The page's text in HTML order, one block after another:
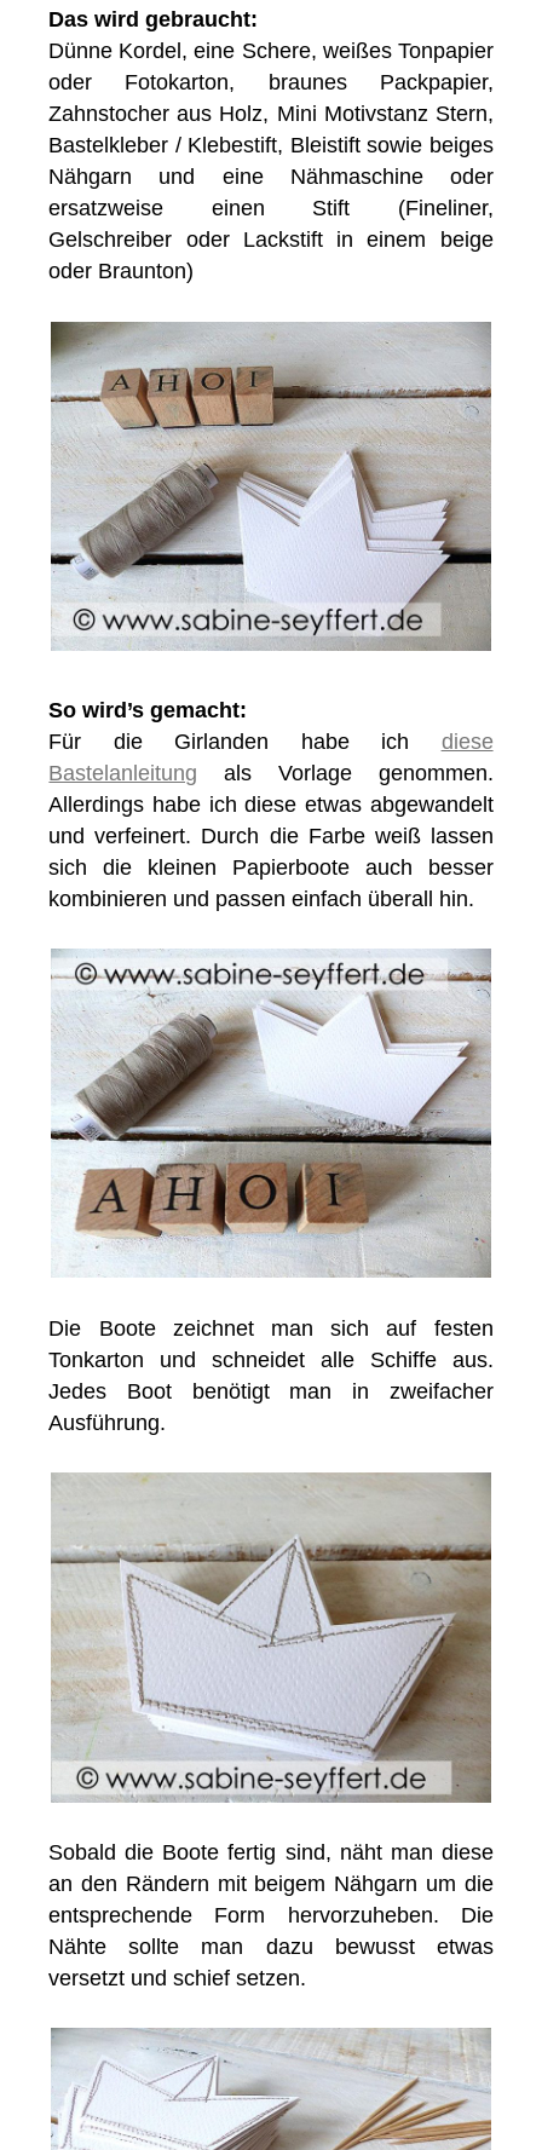
Das wird gebraucht:
Dünne Kordel, eine Schere, weißes Tonpapier
oder Fotokarton, braunes Packpapier,
Zahnstocher aus Holz, Mini Motivstanz Stern,
Bastelkleber / Klebestift, Bleistift sowie beiges
Nähgarn und eine Nähmaschine oder
ersatzweise einen Stift (Fineliner,
Gelschreiber oder Lackstift in einem beige
oder Braunton)
So wird’s gemacht:
Für die Girlanden habe ich diese
Bastelanleitung als Vorlage genommen.
Allerdings habe ich diese etwas abgewandelt
und verfeinert. Durch die Farbe weiß lassen
sich die kleinen Papierboote auch besser
kombinieren und passen einfach überall hin.
Die Boote zeichnet man sich auf festen
Tonkarton und schneidet alle Schiffe aus.
Jedes Boot benötigt man in zweifacher
Ausführung.
Sobald die Boote fertig sind, näht man diese
an den Rändern mit beigem Nähgarn um die
entsprechende Form hervorzuheben. Die
Nähte sollte man dazu bewusst etwas
versetzt und schief setzen.